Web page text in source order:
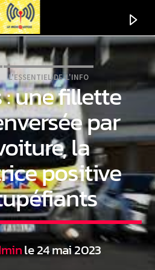
L'ESSENTIEL-DE-L'INFO
une fillette
par
la
positive
le 24 mai 2023